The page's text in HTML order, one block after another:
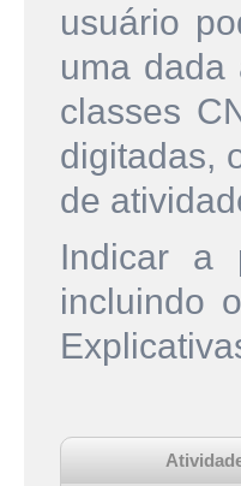
usuário
uma dada
classes
digitadas,
de
Indicar a
incluindo